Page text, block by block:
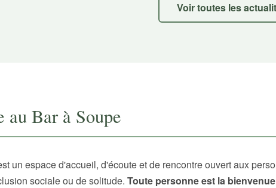
Voir toutes les
au Bar à Soupe
un espace d'accueil, d'écoute et de rencontre ouvert aux
sociale ou de solitude. Toute personne est la